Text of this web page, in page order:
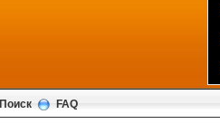
Поиск FAQ